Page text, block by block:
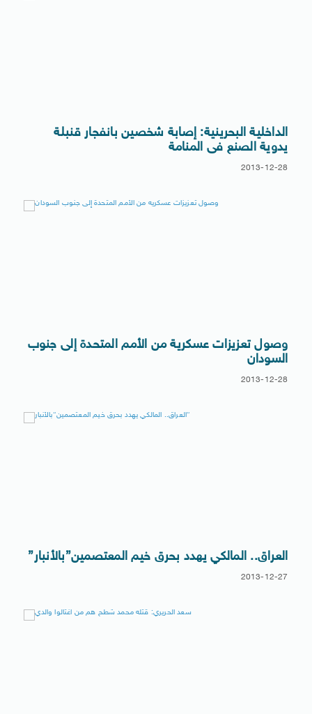
الداخلية البحرينية: إصابة شخصين بانفجار قنبلة
يدوية الصنع فى المنامة
2013-12-28
وصول تعزيزات عسكرية من الأمم المتحدة إلى جنوب
السودان
2013-12-28
العراق.. المالكي يهدد بحرق خيم المعتصمين”بالأنبار”
2013-12-27